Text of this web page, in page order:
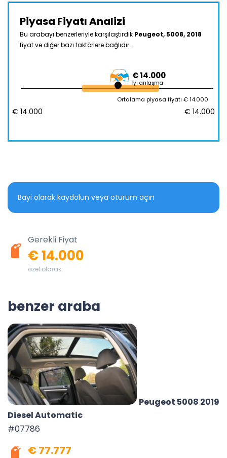
Piyasa Fiyatı Analizi
Bu arabayı benzerleriyle karşılaştırdık Peugeot, 5008, 2018
fiyat ve diğer bazı faktörlere bağlıdır.
€ 14.000
İyi anlaşma
Ortalama piyasa fiyatı € 14.000
€ 14.000 € 14.000
Bayi olarak kaydolun veya oturum açın
Gerekli Fiyat
€ 14.000
özel olarak
benzer araba
Peugeot 5008 2019
Diesel Automatic
#07786
€ 77.777